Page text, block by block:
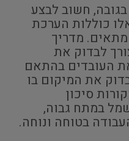
חשוב לבצע
כוללות הערכת
מתאים. מדריך
לבדוק את
העובדים בהתאם
את המיקום בו
סיכון
במתח גבוה,
בטוחה ונוחה.